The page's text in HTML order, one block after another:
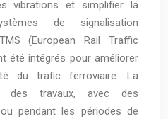
vibrations et simplifier la
de signalisation
(European Rail Traffic
été intégrés pour améliorer
du trafic ferroviaire. La
des travaux, avec des
pendant les périodes de